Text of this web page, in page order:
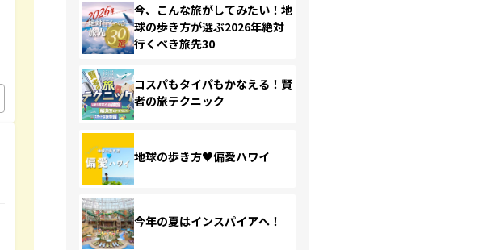
今、こんな旅がしてみたい！地
球の歩き方が選ぶ2026年絶対
行くべき旅先30
コスパもタイパもかなえる！賢
者の旅テクニック
地球の歩き方♥偏愛ハワイ
今年の夏はインスパイアへ！